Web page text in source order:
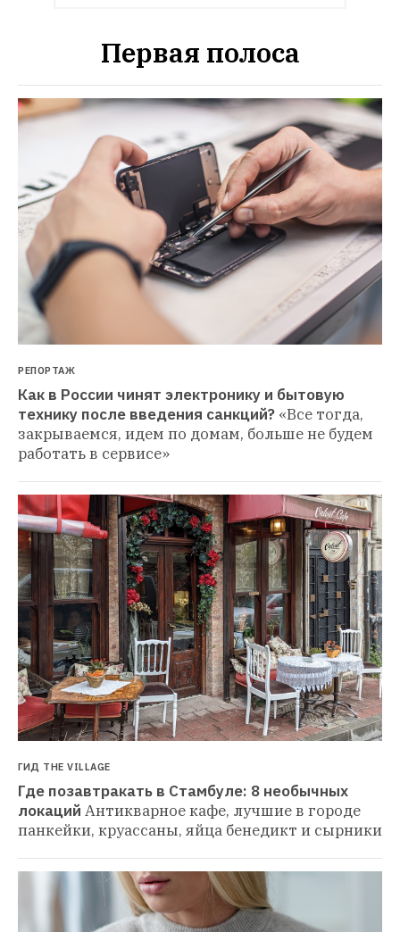
Первая полоса
РЕПОРТАЖ
Как в России чинят электронику и бытовую
технику после введения санкций? «Все тогда,
закрываемся, идем по домам, больше не будем
работать в сервисе»
ГИД THE VILLAGE
Где позавтракать в Стамбуле: 8 необычных
локаций Антикварное кафе, лучшие в городе
панкейки, круассаны, яйца бенедикт и сырники